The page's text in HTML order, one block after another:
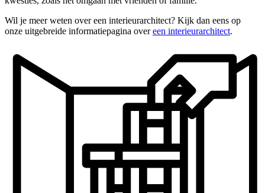
Wil je meer weten over een interieurarchitect? Kijk dan eens op
onze uitgebreide informatiepagina overeen interieurarchitect.